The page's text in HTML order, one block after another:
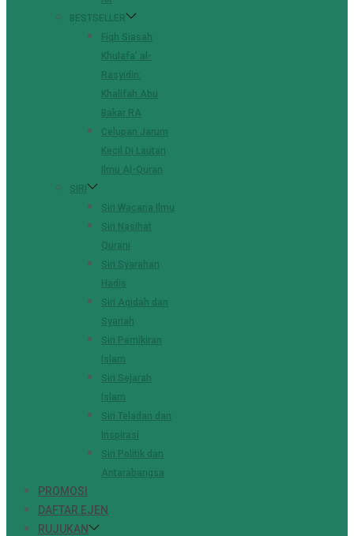
BESTSELLER
Fiqh Siasah
Khulafa’ al-
Rasyidin:
Khalifah Abu
Bakar RA
Celupan Jarum
Kecil Di Lautan
Ilmu Al-Quran
SIRI
Siri Wacana Ilmu
Siri Nasihat
Qurani
Siri Syarahan
Hadis
Siri Aqidah dan
Syariah
Siri Pemikiran
Islam
Siri Sejarah
Islam
Siri Teladan dan
Inspirasi
Siri Politik dan
Antarabangsa
PROMOSI
DAFTAR EJEN
RUJUKAN